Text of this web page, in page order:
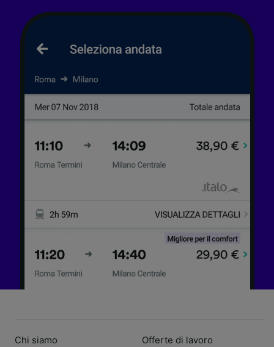
Chi siamo Offerte di lavoro